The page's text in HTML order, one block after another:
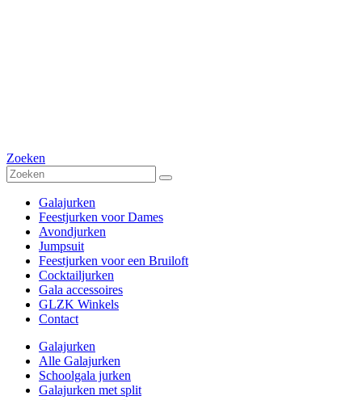
Zoeken
Galajurken
Feestjurken voor Dames
Avondjurken
Jumpsuit
Feestjurken voor een Bruiloft
Cocktailjurken
Gala accessoires
GLZK Winkels
Contact
Galajurken
Alle Galajurken
Schoolgala jurken
Galajurken met split